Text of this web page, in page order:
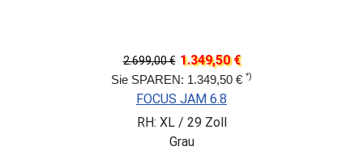
2.699,00 € 1.349,50 €
Sie SPAREN: 1.349,50 € *)
FOCUS JAM 6.8
RH: XL / 29 Zoll
Grau